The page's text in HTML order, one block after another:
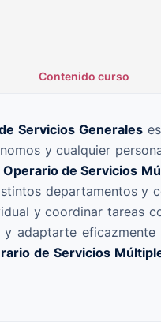
Contenido curso
Servicios Generales
y cualquier
de Servicios
departamentos y
y coordinar tareas
adaptarte
de Servicios